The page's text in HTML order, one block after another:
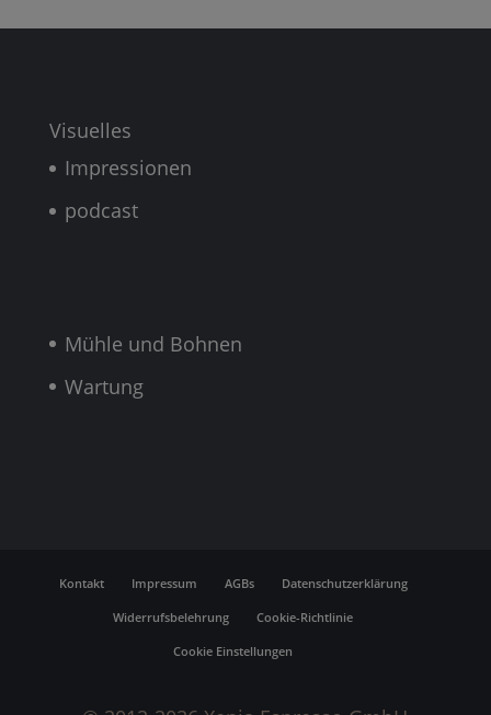
Visuelles
Impressionen
podcast
Mühle und Bohnen
Wartung
Kontakt Impressum AGBs Datenschutzerklärung
Widerrufsbelehrung Cookie-Richtlinie
Cookie Einstellungen